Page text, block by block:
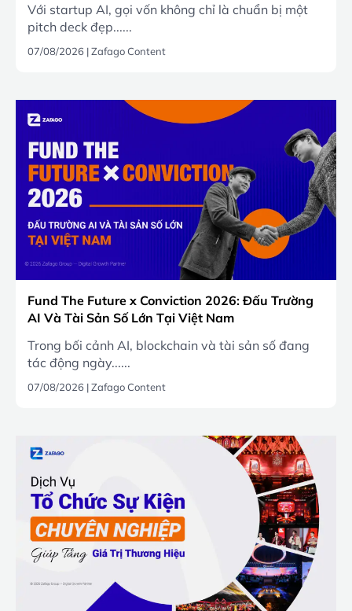
Với startup AI, gọi vốn không chỉ là chuẩn bị một
pitch deck đẹp......
07/08/2026 |Zafago Content
Fund The Future x Conviction 2026: Đấu Trường
AI Và Tài Sản Số Lớn Tại Việt Nam
Trong bối cảnh AI, blockchain và tài sản số đang
tác động ngày......
07/08/2026 |Zafago Content